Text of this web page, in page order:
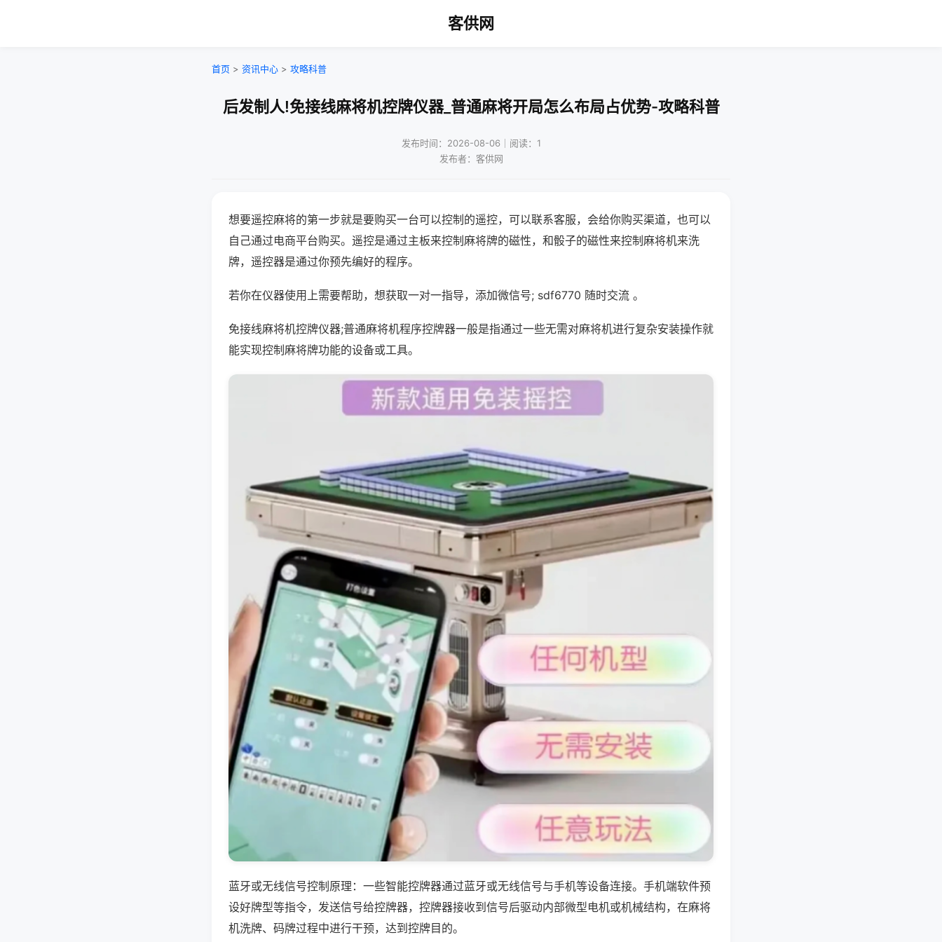
客供网
首页 > 资讯中心 > 攻略科普
后发制人!免接线麻将机控牌仪器_普通麻将开局怎么布局占优势-攻略科普
发布时间：2026-08-06｜阅读：1
发布者：客供网
想要遥控麻将的第一步就是要购买一台可以控制的遥控，可以联系客服，会给你购买渠道，也可以
自己通过电商平台购买。遥控是通过主板来控制麻将牌的磁性，和骰子的磁性来控制麻将机来洗
牌，遥控器是通过你预先编好的程序。
若你在仪器使用上需要帮助，想获取一对一指导，添加微信号; sdf6770 随时交流 。
免接线麻将机控牌仪器;普通麻将机程序控牌器一般是指通过一些无需对麻将机进行复杂安装操作就
能实现控制麻将牌功能的设备或工具。
蓝牙或无线信号控制原理：一些智能控牌器通过蓝牙或无线信号与手机等设备连接。手机端软件预
设好牌型等指令，发送信号给控牌器，控牌器接收到信号后驱动内部微型电机或机械结构，在麻将
机洗牌、码牌过程中进行干预，达到控牌目的。